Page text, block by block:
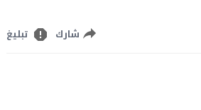
شارك تبليغ